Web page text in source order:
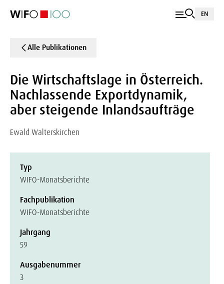
EN
Alle Publikationen
Die Wirtschaftslage in Österreich.
Nachlassende Exportdynamik,
aber steigende Inlandsaufträge
Ewald Walterskirchen
Typ
WIFO-Monatsberichte
Fachpublikation
WIFO-Monatsberichte
Jahrgang
59
Ausgabenummer
3